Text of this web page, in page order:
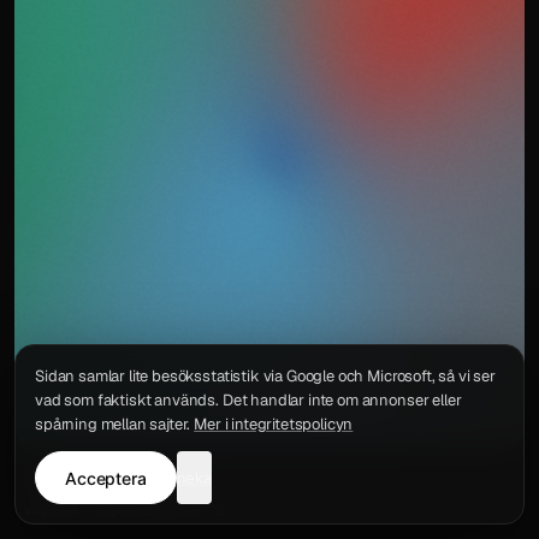
IntegritetspolicyKontakt
Sidan samlar lite besöksstatistik via Google och Microsoft, så vi ser
vad som faktiskt används. Det handlar inte om annonser eller
spårning mellan sajter. Mer i integritetspolicyn
Acceptera neka